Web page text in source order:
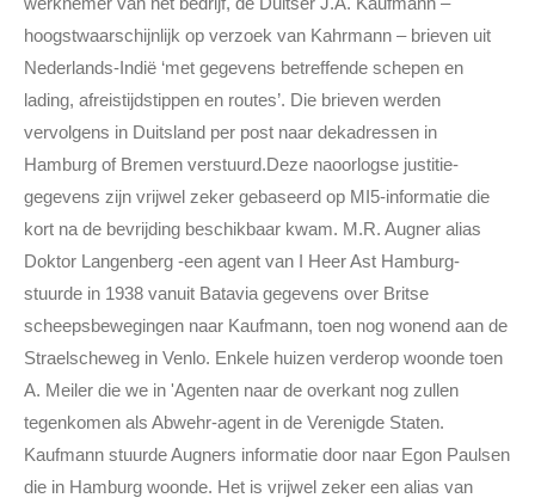
hoogstwaarschijnlijk op verzoek van Kahrmann – brieven uit
Nederlands-Indië ‘met gegevens betreffende schepen en
lading, afreistijdstippen en routes’. Die brieven werden
vervolgens in Duitsland per post naar dekadressen in
Hamburg of Bremen verstuurd.Deze naoorlogse justitie-
gegevens zijn vrijwel zeker gebaseerd op MI5-informatie die
kort na de bevrijding beschikbaar kwam. M.R. Augner alias
Doktor Langenberg -een agent van I Heer Ast Hamburg-
stuurde in 1938 vanuit Batavia gegevens over Britse
scheepsbewegingen naar Kaufmann, toen nog wonend aan de
Straelscheweg in Venlo. Enkele huizen verderop woonde toen
A. Meiler die we in 'Agenten naar de overkant nog zullen
tegenkomen als Abwehr-agent in de Verenigde Staten.
Kaufmann stuurde Augners informatie door naar Egon Paulsen
die in Hamburg woonde. Het is vrijwel zeker een alias van